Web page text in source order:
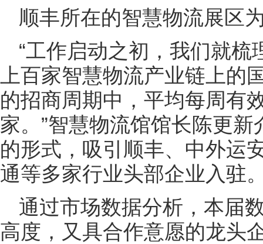
顺丰所在的智慧物流展区
“工作启动之初，我们就
上百家智慧物流产业链上的
的招商周期中，平均每周有
家。”智慧物流馆馆长陈更
的形式，吸引顺丰、中外运
通等多家行业头部企业入驻
通过市场数据分析，本届
高度，又具合作意愿的龙头